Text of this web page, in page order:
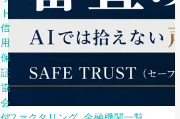
ト
信
用
保
証
協
会